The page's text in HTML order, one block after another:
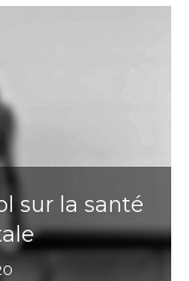
sur la santé